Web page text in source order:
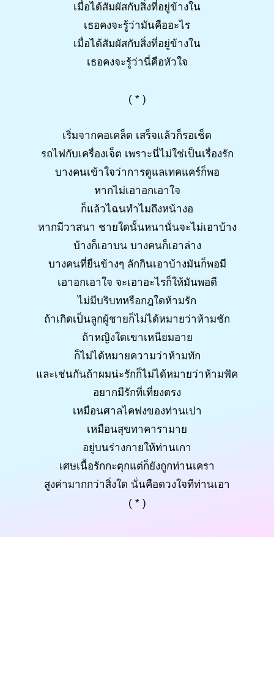
เมื่อได้สัมผัสกับสิ่งที่อยู่ข้างใน
เธอคงจะรู้ว่ามันคืออะไร
เมื่อได้สัมผัสกับสิ่งที่อยู่ข้างใน
เธอคงจะรู้ว่านี่คือหัวใจ
( * )
เริ่มจากคอเคล็ด เสร็จแล้วก็รอเช็ด
รถไฟกับเครื่องเจ็ต เพราะนี่ไม่ใช่เป็นเรื่องรัก
บางคนเข้าใจว่าการดูแลเทคแคร์ก็พอ
หากไม่เอาอกเอาใจ
ก็แล้วไฉนทำไมถึงหน้างอ
หากมีวาสนา ชายใดนั้นหนานั่นจะไม่เอาบ้าง
บ้างก็เอาบน บางคนก็เอาล่าง
บางคนที่ยืนข้างๆ ลักกินเอาบ้างมันก็พอมี
เอาอกเอาใจ จะเอาอะไรก็ให้มันพอดี
ไม่มีบริบทหรือกฎใดห้ามรัก
ถ้าเกิดเป็นลูกผู้ชายก็ไม่ได้หมายว่าห้ามชัก
ถ้าหญิงใดเขาเหนียมอาย
ก็ไม่ได้หมายความว่าห้ามทัก
และเช่นกันถ้าผมน่ะรักก็ไม่ได้หมายว่าห้ามฟัค
อยากมีรักที่เที่ยงตรง
เหมือนศาลไคฟงของท่านเปา
เหมือนสุขทาคารามาย
อยู่บนร่างกายให้ท่านเกา
เศษเนื้อรักกะตุกแต่ก็ยังถูกท่านเครา
สูงค่ามากกว่าสิ่งใด นั่นคือดวงใจทีท่านเอา
( * )